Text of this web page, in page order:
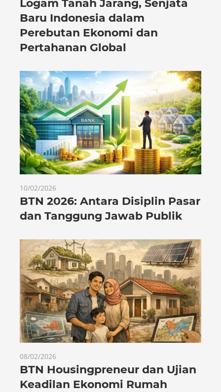
Logam Tanah Jarang, Senjata
Baru Indonesia dalam
Perebutan Ekonomi dan
Pertahanan Global
10/02/2026
BTN 2026: Antara Disiplin Pasar
dan Tanggung Jawab Publik
08/02/2026
BTN Housingpreneur dan Ujian
Keadilan Ekonomi Rumah